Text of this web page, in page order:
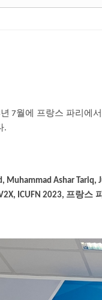
년 7월에 프랑스 파리에
.
Muhammad Ashar
ICUFN 2023, 프랑스